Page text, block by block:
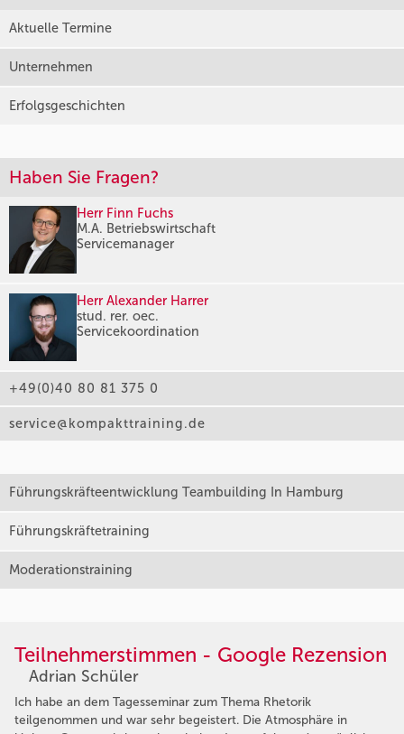
Aktuelle Termine
Unternehmen
Erfolgsgeschichten
Haben Sie Fragen?
Herr Finn Fuchs
M.A. Betriebswirtschaft
Servicemanager
Herr Alexander Harrer
stud. rer. oec.
Servicekoordination
+49(0)40 80 81 375 0
service@kompakttraining.de
Führungskräfteentwicklung Teambuilding In Hamburg
Führungskräftetraining
Moderationstraining
Teilnehmerstimmen - Google Rezension
Adrian Schüler
Ich habe an dem Tagesseminar zum Thema Rhetorik
teilgenommen und war sehr begeistert. Die Atmosphäre in